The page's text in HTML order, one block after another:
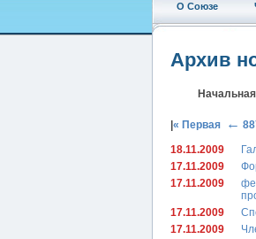
О Союзе
Архив
« Первая ←
18.11.2009
17.11.2009
17.11.2009
17.11.2009
17.11.2009